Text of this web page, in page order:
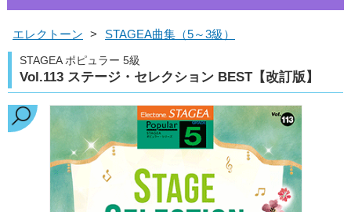
エレクトーン > STAGEA曲集（5～3級）
STAGEA ポピュラー 5級
Vol.113 ステージ・セレクション BEST【改訂版】